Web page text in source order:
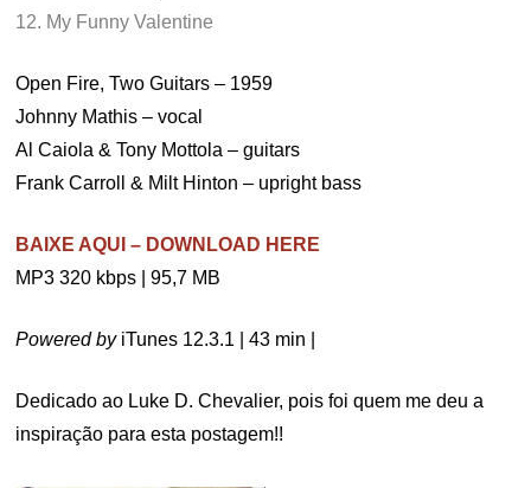
12. My Funny Valentine
Open Fire, Two Guitars – 1959
Johnny Mathis – vocal
Al Caiola & Tony Mottola – guitars
Frank Carroll & Milt Hinton – upright bass
BAIXE AQUI – DOWNLOAD HERE
MP3 320 kbps | 95,7 MB
Powered byiTunes 12.3.1 | 43 min |
Dedicado ao Luke D. Chevalier, pois foi quem me deu a
inspiração para esta postagem!!